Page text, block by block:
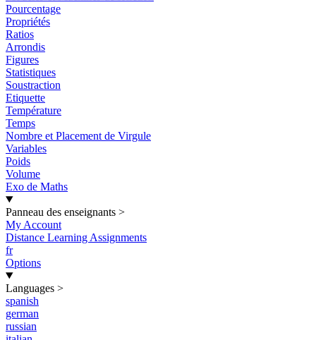
Pourcentage
Propriétés
Ratios
Arrondis
Figures
Statistiques
Soustraction
Etiquette
Température
Temps
Nombre et Placement de Virgule
Variables
Poids
Volume
Exo de Maths
Panneau des enseignants >
My Account
Distance Learning Assignments
fr
Options
Languages >
spanish
german
russian